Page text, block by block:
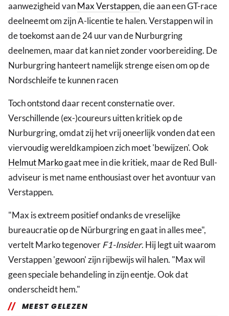
aanwezigheid vanMax Verstappen, die aan een GT-race
deelneemt om zijn A-licentie te halen. Verstappen wil in
de toekomst aan de 24 uur van de Nurburgring
deelnemen, maar dat kan niet zonder voorbereiding. De
Nurburgring hanteert namelijk strenge eisen om op de
Nordschleife te kunnen racen
Toch ontstond daar recent consternatie over.
Verschillende (ex-)coureurs uitten kritiek op de
Nurburgring, omdat zij het vrij oneerlijk vonden dat een
viervoudig wereldkampioen zich moet 'bewijzen'. Ook
Helmut Markogaat mee in die kritiek, maar de Red Bull-
adviseur is met name enthousiast over het avontuur van
Verstappen.
"Max is extreem positief ondanks de vreselijke
bureaucratie op de Nürburgring en gaat in alles mee",
vertelt Marko tegenoverF1-Insider. Hij legt uit waarom
Verstappen 'gewoon' zijn rijbewijs wil halen. "Max wil
geen speciale behandeling in zijn eentje. Ook dat
onderscheidt hem."
MEEST GELEZEN